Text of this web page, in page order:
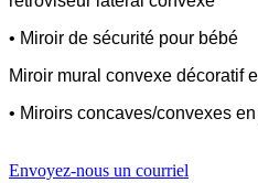
• Miroir de sécurité pour bébé
Miroir mural convexe décoratif
• Miroirs concaves/convexes
Envoyez-nous un courriel